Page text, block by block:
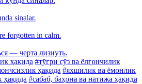
sinalar.
forgotten in calm.
— черта лизнуть.
ҳақида #тўғри сўз ва ёлғончилик
ҳақида #яхшилик ва ёмонлик
ҳақида #сабаб, баҳона ва натижа ҳақида